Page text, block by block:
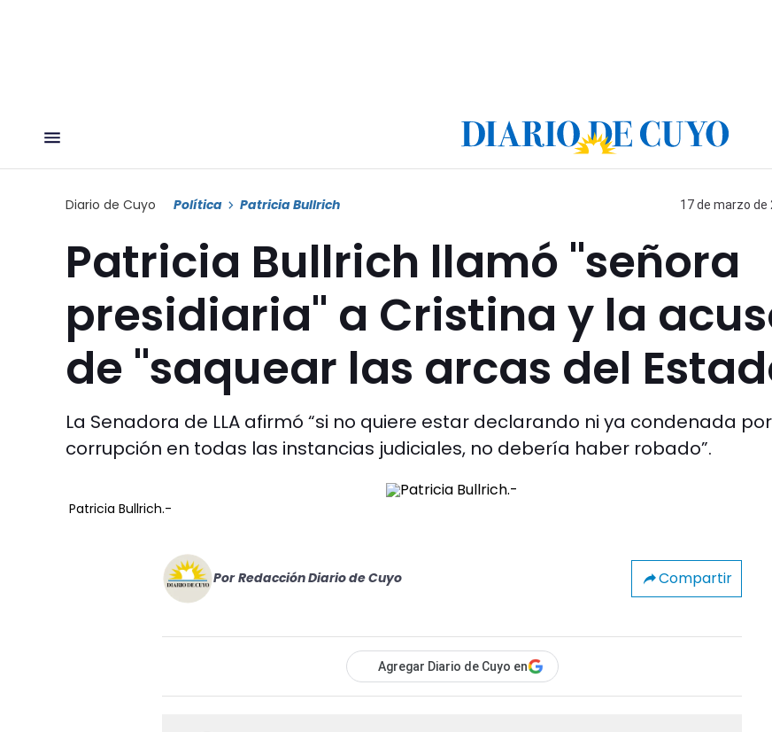
Diario de Cuyo Política Patricia Bullrich 17 de marzo de
Patricia Bullrich llamó "señora
presidiaria" a Cristina y la
de "saquear las arcas del
La Senadora de LLA afirmó “si no quiere estar declarando ni ya condenada por
corrupción en todas las instancias judiciales, no debería haber robado”.
Patricia Bullrich.-
Por Redacción Diario de Cuyo Compartir
Agregar Diario de Cuyo en